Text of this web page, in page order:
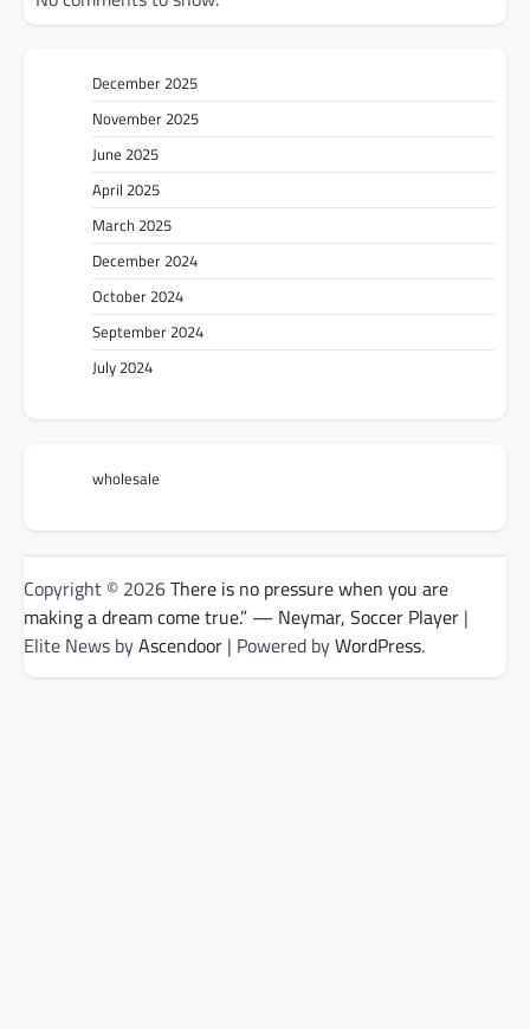
December 2025
November 2025
June 2025
April 2025
March 2025
December 2024
October 2024
September 2024
July 2024
wholesale
Copyright © 2026There is no pressure when you are
making a dream come true.” — Neymar, Soccer Player |
Elite News byAscendoor | Powered byWordPress.